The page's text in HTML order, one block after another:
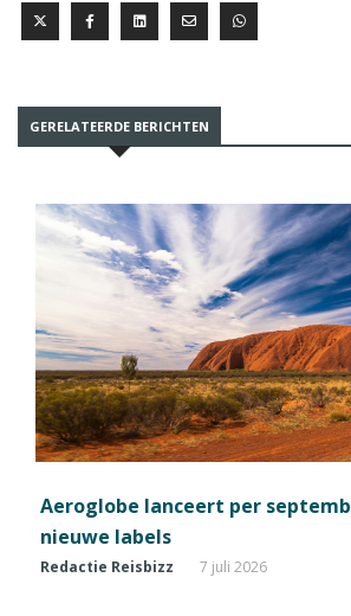
GERELATEERDE BERICHTEN
Aeroglobe lanceert per
nieuwe labels
Redactie Reisbizz 7 juli 2026